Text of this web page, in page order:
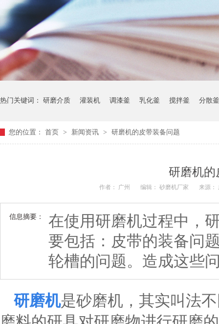
热门关键词： 研磨介质 灌装机 调漆釜 乳化釜 搅拌釜 分散釜
您的位置： 首页 > 新闻资讯 > 研磨机的皮带装备问题
研磨机的
作者： 广州 编辑： 砂磨机厂家 来源：
信息摘要：
在使用研磨机过程中，
要包括：皮带的装备问
轮槽的问题。造成这些
研磨机是砂磨机，其实叫法